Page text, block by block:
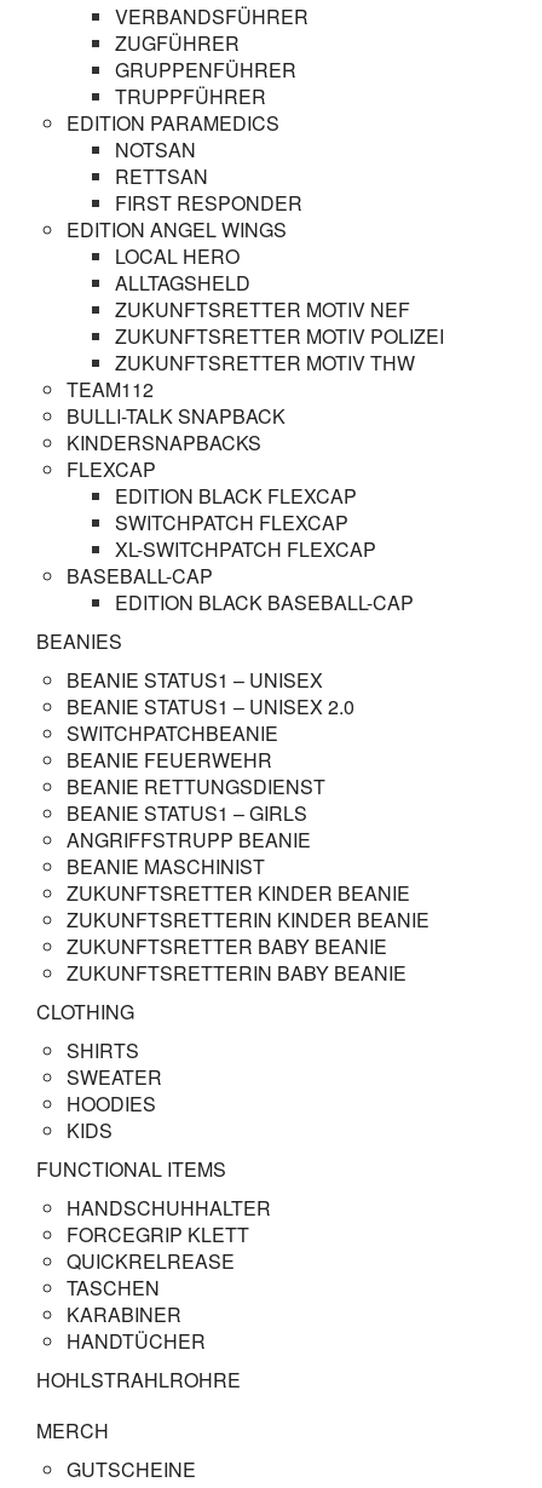
VERBANDSFÜHRER
ZUGFÜHRER
GRUPPENFÜHRER
TRUPPFÜHRER
EDITION PARAMEDICS
NOTSAN
RETTSAN
FIRST RESPONDER
EDITION ANGEL WINGS
LOCAL HERO
ALLTAGSHELD
ZUKUNFTSRETTER MOTIV NEF
ZUKUNFTSRETTER MOTIV POLIZEI
ZUKUNFTSRETTER MOTIV THW
TEAM112
BULLI-TALK SNAPBACK
KINDERSNAPBACKS
FLEXCAP
EDITION BLACK FLEXCAP
SWITCHPATCH FLEXCAP
XL-SWITCHPATCH FLEXCAP
BASEBALL-CAP
EDITION BLACK BASEBALL-CAP
BEANIES
BEANIE STATUS1 – UNISEX
BEANIE STATUS1 – UNISEX 2.0
SWITCHPATCHBEANIE
BEANIE FEUERWEHR
BEANIE RETTUNGSDIENST
BEANIE STATUS1 – GIRLS
ANGRIFFSTRUPP BEANIE
BEANIE MASCHINIST
ZUKUNFTSRETTER KINDER BEANIE
ZUKUNFTSRETTERIN KINDER BEANIE
ZUKUNFTSRETTER BABY BEANIE
ZUKUNFTSRETTERIN BABY BEANIE
CLOTHING
SHIRTS
SWEATER
HOODIES
KIDS
FUNCTIONAL ITEMS
HANDSCHUHHALTER
FORCEGRIP KLETT
QUICKRELREASE
TASCHEN
KARABINER
HANDTÜCHER
HOHLSTRAHLROHRE
MERCH
GUTSCHEINE